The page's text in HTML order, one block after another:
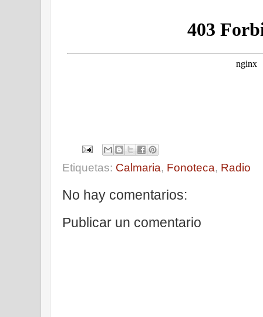
Etiquetas: Calmaria, Fonoteca, Radio
No hay comentarios:
Publicar un comentario